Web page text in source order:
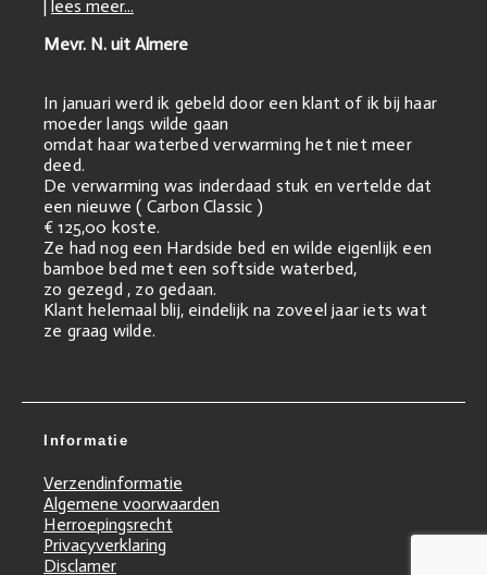
| lees meer...
Mevr. N. uit Almere
In januari werd ik gebeld door een klant of ik bij haar
moeder langs wilde gaan
omdat haar waterbed verwarming het niet meer
deed.
De verwarming was inderdaad stuk en vertelde dat
een nieuwe ( Carbon Classic )
€ 125,00 koste.
Ze had nog een Hardside bed en wilde eigenlijk een
bamboe bed met een softside waterbed,
zo gezegd , zo gedaan.
Klant helemaal blij, eindelijk na zoveel jaar iets wat
ze graag wilde.
Informatie
Verzendinformatie
Algemene voorwaarden
Herroepingsrecht
Privacyverklaring
Disclamer